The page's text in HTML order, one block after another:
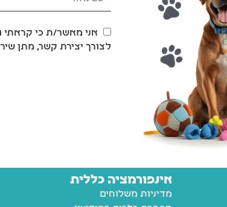
אני מאשר/ת כי קראתי
לצורך יצירת קשר, מתן
אינפורמציה כללית
מדיניות משלוחים